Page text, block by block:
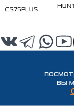
CS75PLUS
вы